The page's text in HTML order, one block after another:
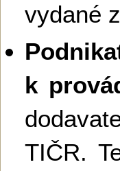
vydané
k
TIČR.